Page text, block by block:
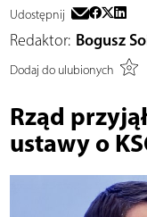
Udostępnij
Redaktor: Bogusz
Dodaj do ulubionych
Rząd
ustawy o